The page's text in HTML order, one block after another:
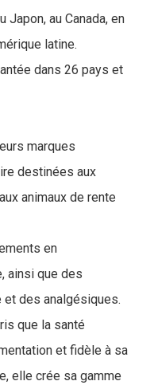
Japon, au Canada, en
latine.
dans 26 pays et
marques
destinées aux
animaux de rente
en
ainsi que des
et des analgésiques.
que la santé
et fidèle à sa
elle crée sa gamme